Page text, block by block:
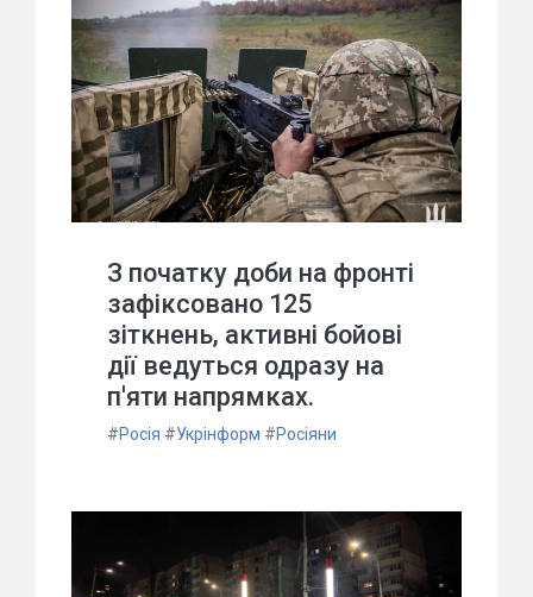
З початку доби на фронті
зафіксовано 125
зіткнень, активні бойові
дії ведуться одразу на
п'яти напрямках.
#Росія #Укрінформ #Росіяни